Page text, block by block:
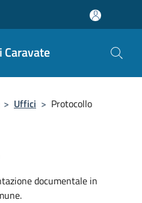
Caravate
> Uffici > Protocollo
documentale in